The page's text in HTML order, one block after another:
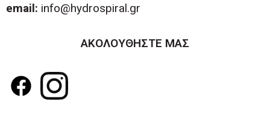
email: info@hydrospiral.gr
ΑΚΟΛΟΥΘΗΣΤΕ ΜΑΣ